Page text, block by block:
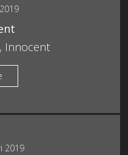
Innocent
2019